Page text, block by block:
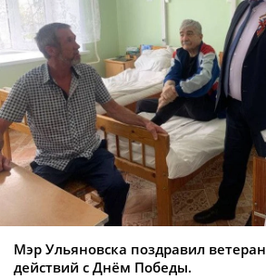
Мэр Ульяновска поздравил
действий с Днём Победы.